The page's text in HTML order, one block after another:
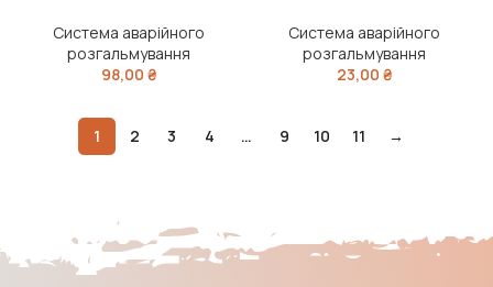
Система аварійного
розгальмування
98,00 ₴
Система аварійного
розгальмування
23,00 ₴
1 2 3 4 … 9 10 11 →